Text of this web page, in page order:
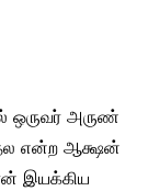
ஒருவர் அருண்
தல என்ற ஆக்ஷன்
இயக்கிய